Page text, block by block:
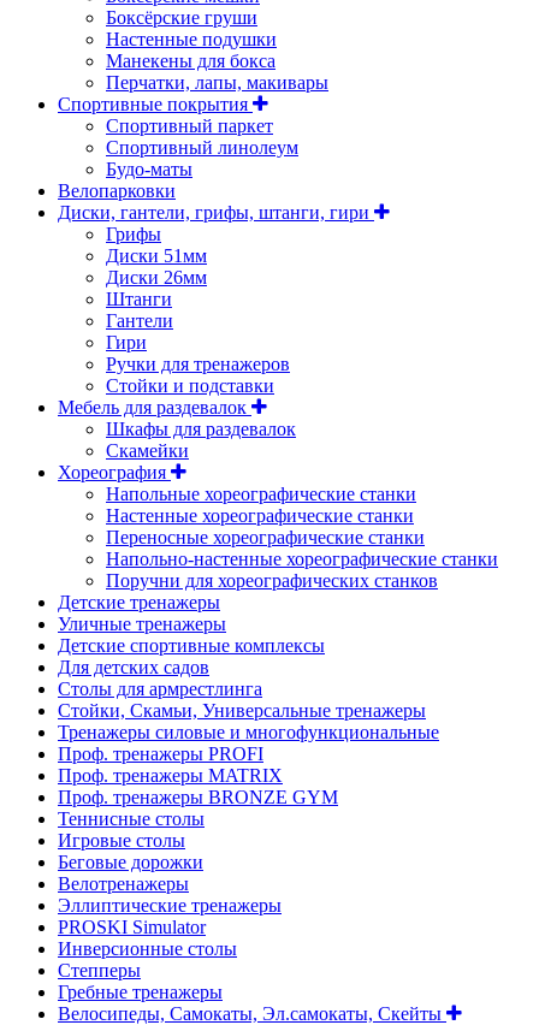
Боксёрские груши
Настенные подушки
Манекены для бокса
Перчатки, лапы, макивары
Спортивные покрытия
Спортивный паркет
Спортивный линолеум
Будо-маты
Велопарковки
Диски, гантели, грифы, штанги, гири
Грифы
Диски 51мм
Диски 26мм
Штанги
Гантели
Гири
Ручки для тренажеров
Стойки и подставки
Мебель для раздевалок
Шкафы для раздевалок
Скамейки
Хореография
Напольные хореографические станки
Настенные хореографические станки
Переносные хореографические станки
Напольно-настенные хореографические станки
Поручни для хореографических станков
Детские тренажеры
Уличные тренажеры
Детские спортивные комплексы
Для детских садов
Столы для армрестлинга
Стойки, Скамьи, Универсальные тренажеры
Тренажеры силовые и многофункциональные
Проф. тренажеры PROFI
Проф. тренажеры MATRIX
Проф. тренажеры BRONZE GYM
Теннисные столы
Игровые столы
Беговые дорожки
Велотренажеры
Эллиптические тренажеры
PROSKI Simulator
Инверсионные столы
Степперы
Гребные тренажеры
Велосипеды, Самокаты, Эл.самокаты, Скейты